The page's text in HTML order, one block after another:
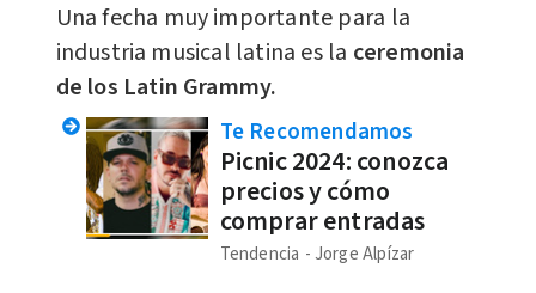
Una fecha muy importante para la
industria musical latina es la ceremonia
de los Latin Grammy.
Te Recomendamos
Picnic 2024: conozca
precios y cómo
comprar entradas
Tendencia Jorge Alpízar